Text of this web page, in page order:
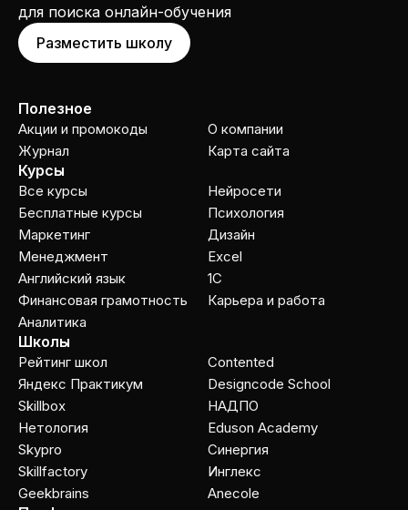
для поиска онлайн-обучения
Разместить школу
Полезное
Акции и промокоды
Журнал
О компании
Карта сайта
Курсы
Все курсы
Бесплатные курсы
Маркетинг
Менеджмент
Английский язык
Финансовая грамотность
Аналитика
Нейросети
Психология
Дизайн
Excel
1C
Карьера и работа
Школы
Рейтинг школ
Яндекс Практикум
Skillbox
Нетология
Skypro
Skillfactory
Geekbrains
Contented
Designcode School
НАДПО
Eduson Academy
Cинергия
Инглекс
Anecole